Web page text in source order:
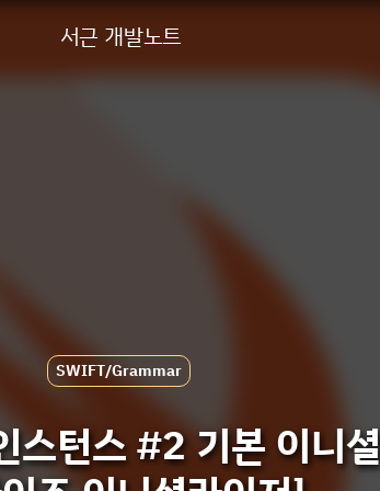
서근 개발노트
SWIFT/Grammar
턴스 #2 기본 이니